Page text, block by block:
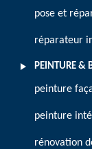
pose et
réparateur
PEINTURE &
peinture
peinture
rénovation